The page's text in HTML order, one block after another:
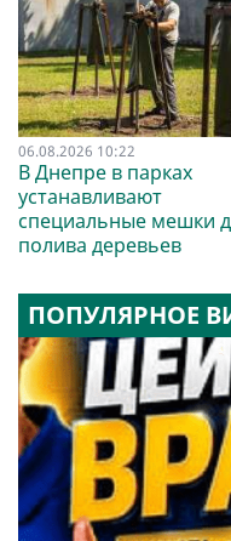
06.08.2026 10:22
В Днепре в парках
устанавливают
специальные мешки
полива деревьев
ПОПУЛЯРНОЕ